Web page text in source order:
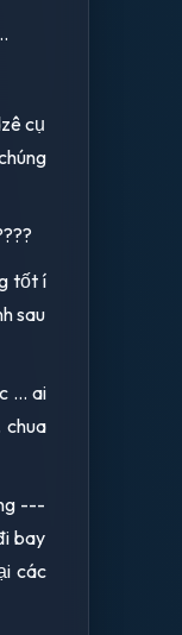
cụ
tốt í
sau
... ai
chua
---
bay
các